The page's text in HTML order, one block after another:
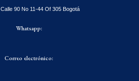
Calle 90 No 11-44 Of 305 Bogotá
Whatsapp:
Correo electrónico: